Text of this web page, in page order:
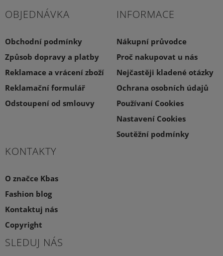
OBJEDNÁVKA
Obchodní podmínky
Způsob dopravy a platby
Reklamace a vrácení zboží
Reklamační formulář
Odstoupení od smlouvy
INFORMACE
Nákupní průvodce
Proč nakupovat u nás
Nejčastěji kladené otázky
Ochrana osobních údajů
Používaní Cookies
Nastavení Cookies
Soutěžní podmínky
KONTAKTY
O značce Kbas
Fashion blog
Kontaktuj nás
Copyright
SLEDUJ NÁS